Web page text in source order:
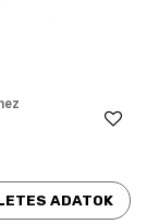
ADATOK